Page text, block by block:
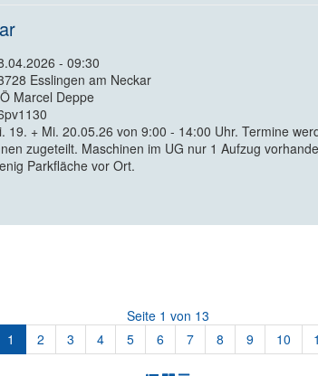
- 09:30
Esslingen am Neckar
Marcel Deppe
19. + Mi. 20.05.26 von 9:00 - 14:00 Uhr. Termine
zugeteilt. Maschinen im UG nur 1 Aufzug
Parkfläche vor Ort.
Seite 1 von 13
1
2 3 4 5 6 7 8 9 10